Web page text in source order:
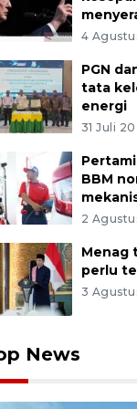
4
PGN
tata
energi
31 Juli
BBM
2
Menag
perlu
3
News